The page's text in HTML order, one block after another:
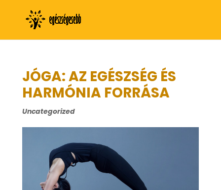
JÓGA: AZ EGÉSZSÉG ÉS
HARMÓNIA FORRÁSA
Uncategorized